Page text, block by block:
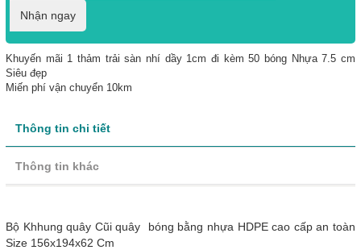
Nhận ngay
Khuyến mãi 1 thảm trải sàn nhí dầy 1cm đi kèm 50 bóng Nhựa 7.5 cm
Siêu đẹp
Miến phí vận chuyển 10km
Thông tin chi tiết
Thông tin khác
Bộ Khhung quây Cũi quây bóng bằng nhựa HDPE cao cấp an toàn
Size 156x194x62 Cm